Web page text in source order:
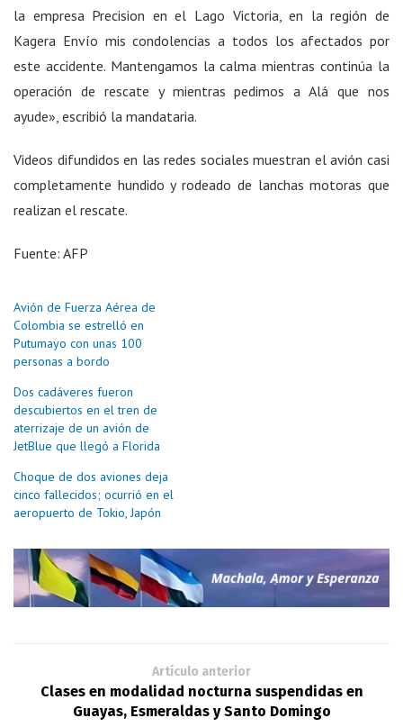
la empresa Precision en el Lago Victoria, en la región de
Kagera Envío mis condolencias a todos los afectados por
este accidente. Mantengamos la calma mientras continúa la
operación de rescate y mientras pedimos a Alá que nos
ayude», escribió la mandataria.
Videos difundidos en las redes sociales muestran el avión casi
completamente hundido y rodeado de lanchas motoras que
realizan el rescate.
Fuente: AFP
Avión de Fuerza Aérea de
Colombia se estrelló en
Putumayo con unas 100
personas a bordo
Dos cadáveres fueron
descubiertos en el tren de
aterrizaje de un avión de
JetBlue que llegó a Florida
Choque de dos aviones deja
cinco fallecidos; ocurrió en el
aeropuerto de Tokio, Japón
Artículo anterior
Clases en modalidad nocturna suspendidas en
Guayas, Esmeraldas y Santo Domingo